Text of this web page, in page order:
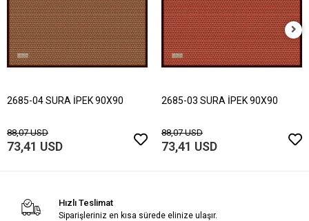
2685-04 SURA İPEK 90X90
88,07 USD
73,41 USD
2685-03 SURA İPEK 90X90
88,07 USD
73,41 USD
Hızlı Teslimat
Siparişleriniz en kısa sürede elinize ulaşır.